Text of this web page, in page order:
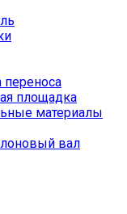
переноса
площадка
материалы
вал